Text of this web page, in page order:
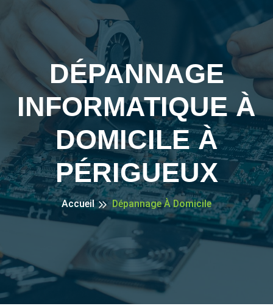
DÉPANNAGE
INFORMATIQUE À
DOMICILE À
PÉRIGUEUX
Accueil Dépannage À Domicile